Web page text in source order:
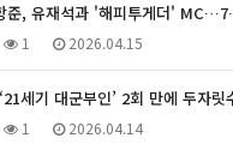
준, 유재석과 '해피투게더'
1 2026.04.15
세기 대군부인’ 2회 만에 두자
1 2026.04.14